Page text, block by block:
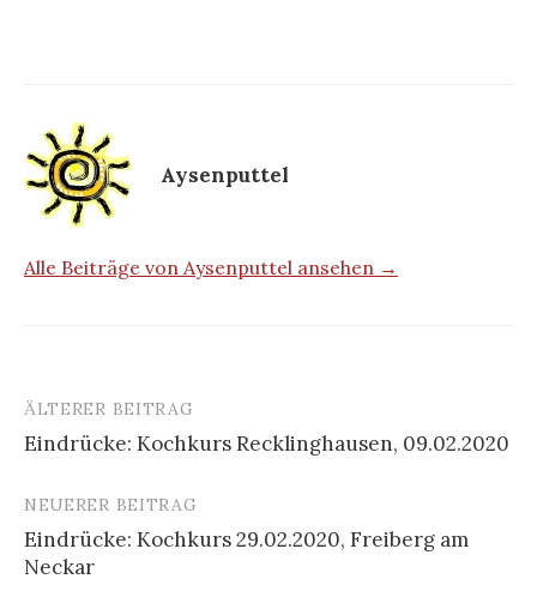
Aysenputtel
Alle Beiträge von Aysenputtel ansehen →
Beitrags-
Navigation
ÄLTERER BEITRAG
Eindrücke: Kochkurs Recklinghausen, 09.02.2020
NEUERER BEITRAG
Eindrücke: Kochkurs 29.02.2020, Freiberg am
Neckar